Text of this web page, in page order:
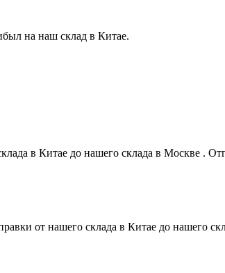
на наш склад в Китае.
в Китае до нашего склада в Москве .
от нашего склада в Китае до